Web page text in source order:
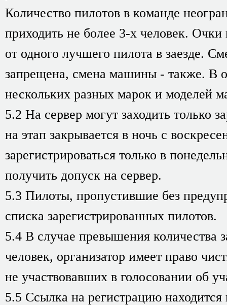
Количество пилотов в команде
приходить не более 3-х человек.
от одного лучшего пилота в заезде.
запрещена, смена машины - также. В
нескольких разных марок и моделей
5.2 На сервер могут заходить только
на этап закрывается в ночь с
зарегистрироваться только в
получить допуск на сервер.
5.3 Пилоты, пропустившие без
списка зарегистрированных пилотов.
5.4 В случае превышения количества
человек, организатор имеет право
не участвовавших в голосовании об
5.5 Ссылка на регистрацию